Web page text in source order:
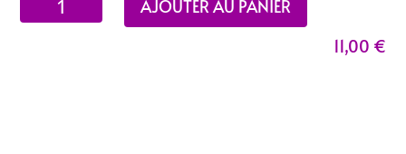
de
AJOUTER AU PANIER
11,00 €